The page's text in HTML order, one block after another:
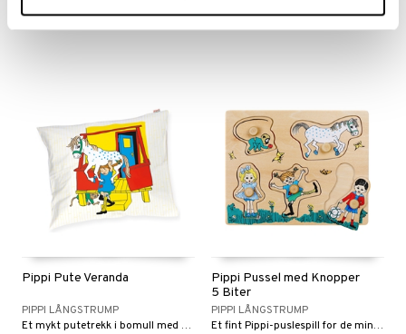
179 149
Pippi Pute Veranda
PIPPI LÅNGSTRUMP
Et mykt putetrekk i bomull med Pippi-trykk.
Pippi Pussel med Knopper
5 Biter
PIPPI LÅNGSTRUMP
Et fint Pippi-puslespill for de minste!